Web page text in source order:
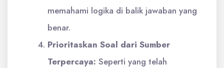
memahami logika di balik jawaban yang
benar.
Prioritaskan Soal dari Sumber
Terpercaya: Seperti yang telah